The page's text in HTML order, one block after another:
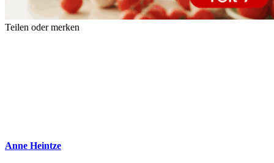
Teilen oder merken
Anne Heintze